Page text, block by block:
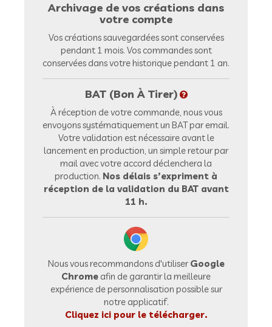
Archivage de vos créations dans
votre compte
Vos créations sauvegardées sont conservées
pendant 1 mois. Vos commandes sont
conservées dans votre historique pendant 1 an.
BAT (Bon À Tirer)
À réception de votre commande, nous vous
envoyons systématiquement un BAT par email.
Votre validation est nécessaire avant le
lancement en production, un simple retour par
mail avec votre accord déclenchera la
production. Nos délais s’expriment à
réception de la validation du BAT avant
11 h.
Nous vous recommandons d'utiliserGoogle
Chrome afin de garantir la meilleure
expérience de personnalisation possible sur
notre applicatif.
Cliquez ici pour le télécharger.